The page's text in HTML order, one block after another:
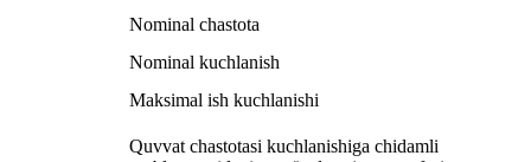
Nominal chastota
Nominal kuchlanish
Maksimal ish kuchlanishi
Quvvat chastotasi kuchlanishiga chidamli